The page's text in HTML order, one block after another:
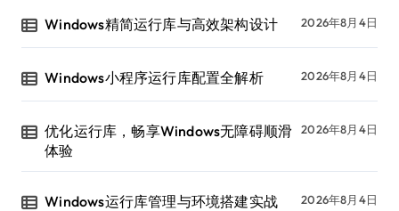
Windows精简运行库与高效架构设计 2026年8月4日
Windows小程序运行库配置全解析 2026年8月4日
优化运行库，畅享Windows无障碍顺滑
体验
2026年8月4日
Windows运行库管理与环境搭建实战 2026年8月4日